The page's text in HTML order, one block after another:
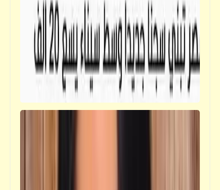
قصص_قصص للأطفال والشباب
قصص للأطفال والشباب | بينوكيو (2)
حكم